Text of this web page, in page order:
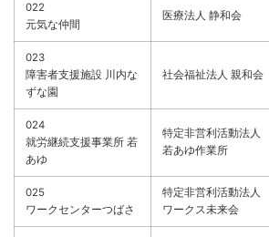
022
元気な仲間
医療法人 静和会
023
障害者支援施設 川内な
ずな園
社会福祉法人 親和会
024
就労継続支援事業所 若
あゆ
特定非営利活動法人
若あゆ作業所
025
ワークセンターつばさ
特定非営利活動法人
ワークス未来会